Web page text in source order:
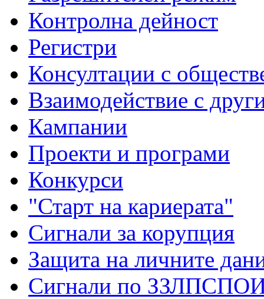
Контролна дейност
Регистри
Консултации с
Взаимодействие с
Кампании
Проекти и програми
Конкурси
"Старт на кариерата"
Сигнали за корупция
Защита на личните
Сигнали по